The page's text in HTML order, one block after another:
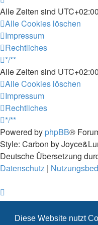
Diese Website nutzt
Alle Zeiten sind UTC+02:00
Alle Cookies löschen
Impressum
Rechtliches
*/**
Alle Zeiten sind UTC+02:00
Alle Cookies löschen
Impressum
Rechtliches
*/**
Powered by phpBB®
Style: Carbon by
Deutsche Übersetzung
Datenschutz |